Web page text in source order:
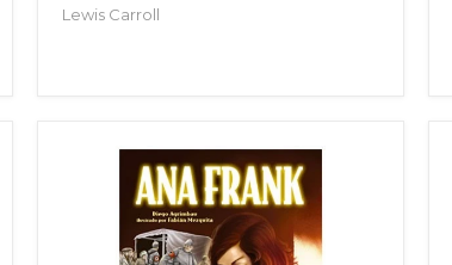
Lewis Carroll